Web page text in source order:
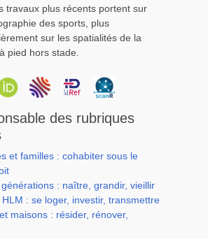
travaux plus récents portent sur
des sports, plus
sur les spatialités de la
pied hors stade.
des rubriques
et familles : cohabiter sous le
: naître, grandir, vieillir
HLM : se loger, investir, transmettre
maisons : résider, rénover,